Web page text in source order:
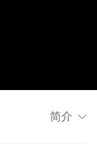
简介